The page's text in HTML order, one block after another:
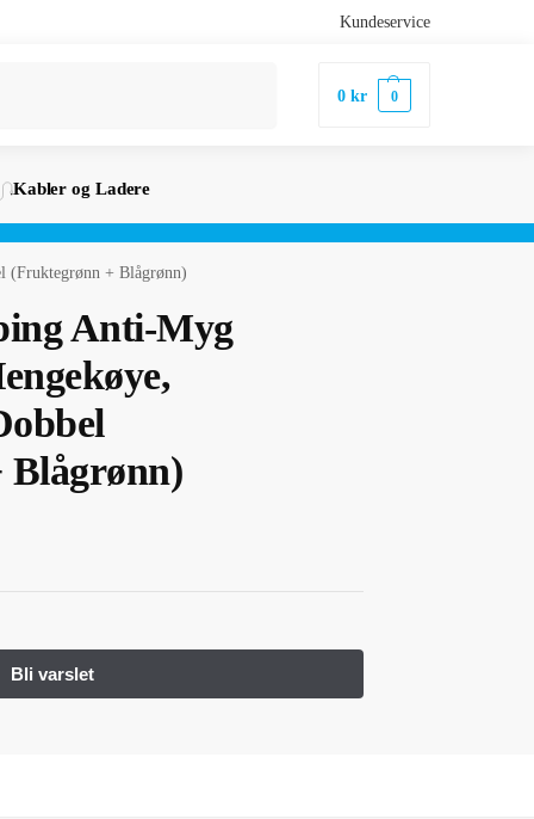
Kundeservice
0kr 0
Kabler og Ladere
(Fruktegrønn + Blågrønn)
Anti-Myg